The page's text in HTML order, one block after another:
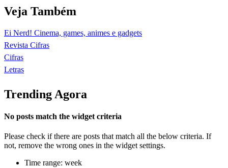
Veja Também
Ei Nerd! Cinema, games, animes e gadgets
Revista Cifras
Cifras
Letras
Trending Agora
No posts match the widget criteria
Please check if there are posts that match all the below criteria. If
not, remove the wrong ones in the widget settings.
Time range: week